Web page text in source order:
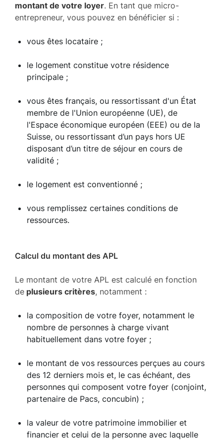
montant de votre loyer. En tant que micro-
entrepreneur, vous pouvez en bénéficier si :
vous êtes locataire ;
le logement constitue votre résidence
principale ;
vous êtes français, ou ressortissant d'un État
membre de l'Union européenne (UE), de
l'Espace économique européen (EEE) ou de la
Suisse, ou ressortissant d’un pays hors UE
disposant d’un titre de séjour en cours de
validité ;
le logement est conventionné ;
vous remplissez certaines conditions de
ressources.
Calcul du montant des APL
Le montant de votre APL est calculé en fonction
de plusieurs critères, notamment :
la composition de votre foyer, notamment le
nombre de personnes à charge vivant
habituellement dans votre foyer ;
le montant de vos ressources perçues au cours
des 12 derniers mois et, le cas échéant, des
personnes qui composent votre foyer (conjoint,
partenaire de Pacs, concubin) ;
la valeur de votre patrimoine immobilier et
financier et celui de la personne avec laquelle